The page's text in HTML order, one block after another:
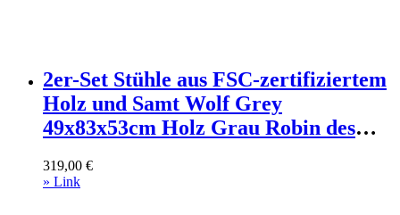
2er-Set Stühle aus FSC-zertifiziertem
Holz und Samt Wolf Grey
49x83x53cm Holz Grau Robin des
319,00 €
» Link